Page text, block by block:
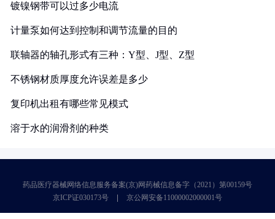
镀镍钢带可以过多少电流
计量泵如何达到控制和调节流量的目的
联轴器的轴孔形式有三种：Y型、J型、Z型
不锈钢材质厚度允许误差是多少
复印机出租有哪些常见模式
溶于水的润滑剂的种类
药品医疗器械网络信息服务备案(京)网药械信息备字（2021）第00159号
京ICP证030173号
京公网安备11000002000001号